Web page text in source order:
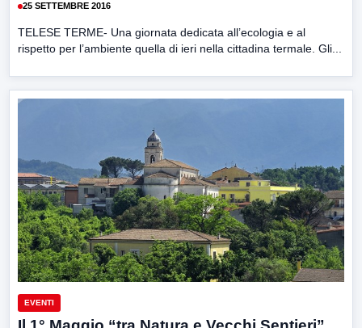
25 SETTEMBRE 2016
TELESE TERME- Una giornata dedicata all’ecologia e al
rispetto per l’ambiente quella di ieri nella cittadina termale. Gli...
EVENTI